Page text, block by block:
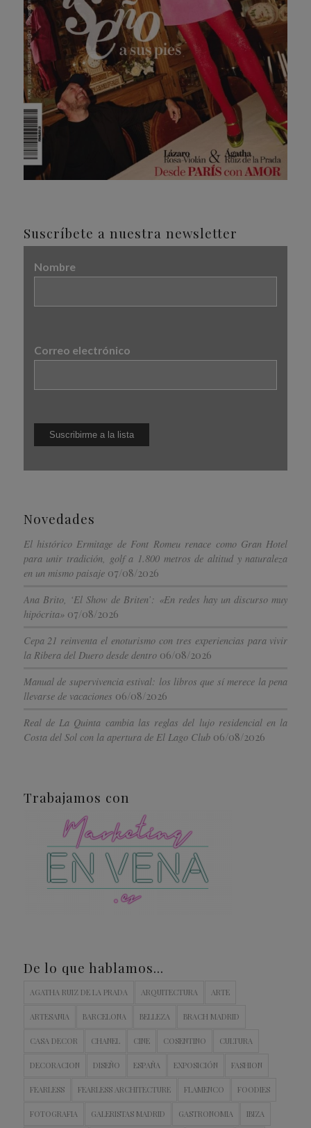
Suscríbete a nuestra newsletter
Nombre
Correo electrónico
Novedades
El histórico Ermitage de Font Romeu renace como Gran Hotel
para unir tradición, golf a 1.800 metros de altitud y naturaleza
en un mismo paisaje 07/08/2026
Ana Brito, ‘El Show de Briten’: «En redes hay un discurso muy
hipócrita» 07/08/2026
Cepa 21 reinventa el enoturismo con tres experiencias para vivir
la Ribera del Duero desde dentro 06/08/2026
Manual de supervivencia estival: los libros que sí merece la pena
llevarse de vacaciones 06/08/2026
Real de La Quinta cambia las reglas del lujo residencial en la
Costa del Sol con la apertura de El Lago Club 06/08/2026
Trabajamos con
De lo que hablamos…
AGATHA RUIZ DE LA PRADA ARQUITECTURA ARTE
ARTESANIA BARCELONA BELLEZA BRACH MADRID
CASA DECOR CHANEL CINE COSENTINO CULTURA
DECORACION DISEÑO ESPAÑA EXPOSICIÓN FASHION
FEARLESS FEARLESS ARCHITECTURE FLAMENCO FOODIES
FOTOGRAFIA GALERISTAS MADRID GASTRONOMIA IBIZA